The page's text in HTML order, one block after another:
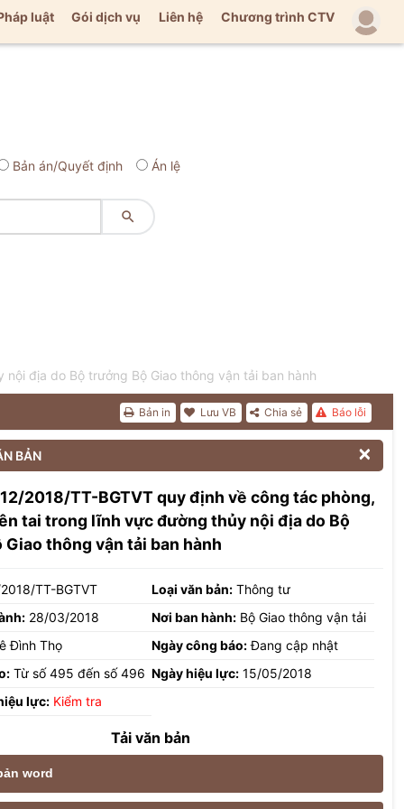
luật Gói dịch vụ Liên hệ Chương trình CTV
Bản án/Quyết định Án lệ

địa do Bộ trưởng Bộ Giao thông vận tải ban hành
Báo lỗi
Chia sẻ
Lưu VB
Bản in
BẢN 
2018/TT-BGTVT quy định về công tác phòng,
tai trong lĩnh vực đường thủy nội địa do Bộ
thông vận tải ban hành
TT-BGTVT Loại văn bản: Thông tư
28/03/2018 Nơi ban hành: Bộ Giao thông vận tải
Đình Thọ Ngày công báo:Đang cập nhật
Từ số 495 đến số 496 Ngày hiệu lực: 15/05/2018
lực: Kiểm tra
Tải văn bản
word